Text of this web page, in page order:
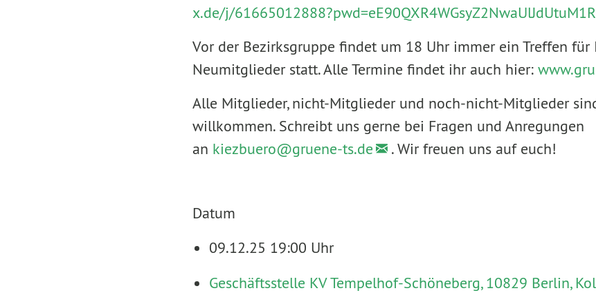
x.de/j/
Vor der Bezirksgruppe findet um 18 Uhr immer ein Treffen für
Neumitglieder statt. Alle Termine findet ihr auch hier:
Alle Mitglieder, nicht-Mitglieder und noch-nicht-Mitglieder
willkommen. Schreibt uns gerne bei Fragen und Anregungen
an kiezbuero@gruene-ts.de . Wir freuen uns auf euch!
Datum
09.12.25 19:00 Uhr
Geschäftsstelle KV Tempelhof-Schöneberg, 10829 Berlin,